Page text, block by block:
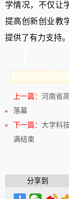
学情况， 不仅让
提高创新创业教
提供了有力支持。
上一篇： 河南省
落幕
下一篇： 大学科
满结束
分享到